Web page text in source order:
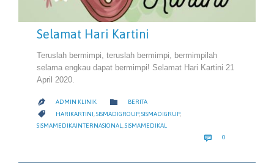
Selamat Hari Kartini
Teruslah bermimpi, teruslah bermimpi, bermimpilah
selama engkau dapat bermimpi! Selamat Hari Kartini 21
April 2020.
 ADMIN KLINIK  CATEGORY
BERITA
 CATEGORY
HARIKARTINI SISMADIGROUP, SISMADIGRUP,
SISMAMEDIKAINTERNASIONAL,SISMAMEDIKAL
 0COMMENTS